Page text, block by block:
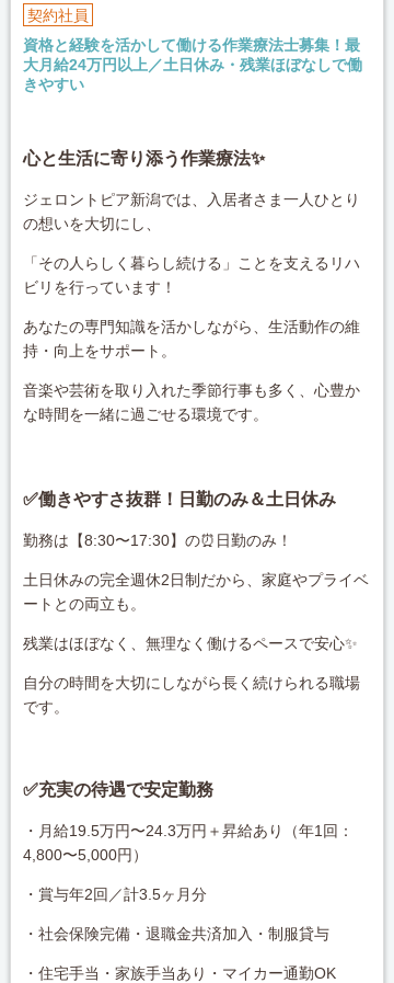
契約社員
資格と経験を活かして働ける作業療法士募集！最
大月給24万円以上／土日休み・残業ほぼなしで働
きやすい
心と生活に寄り添う作業療法✨
ジェロントピア新潟では、入居者さま一人ひとり
の想いを大切にし、
「その人らしく暮らし続ける」ことを支えるリハ
ビリを行っています！
あなたの専門知識を活かしながら、生活動作の維
持・向上をサポート。
音楽や芸術を取り入れた季節行事も多く、心豊か
な時間を一緒に過ごせる環境です。
✅働きやすさ抜群！日勤のみ＆土日休み
勤務は【8:30〜17:30】の⏰日勤のみ！
土日休みの完全週休2日制だから、家庭やプライベ
ートとの両立も。
残業はほぼなく、無理なく働けるペースで安心✨
自分の時間を大切にしながら長く続けられる職場
です。
✅充実の待遇で安定勤務
・月給19.5万円〜24.3万円＋昇給あり（年1回：
4,800〜5,000円）
・賞与年2回／計3.5ヶ月分
・社会保険完備・退職金共済加入・制服貸与
・住宅手当・家族手当あり・マイカー通勤OK